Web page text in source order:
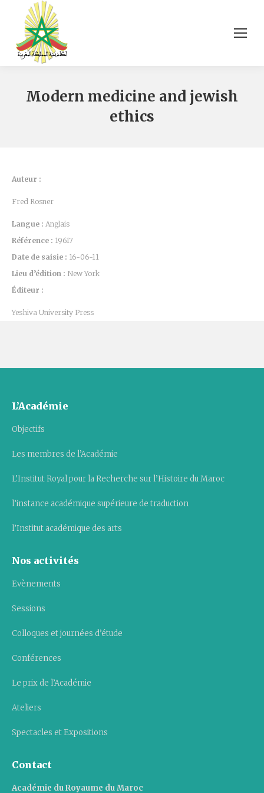
Modern medicine and jewish
ethics
Auteur :
Fred Rosner
Langue : Anglais
Référence : 19617
Date de saisie : 16-06-11
Lieu d’édition : New York
Éditeur :
Yeshiva University Press
L’Académie
Objectifs
Les membres de l’Académie
L’Institut Royal pour la Recherche sur l’Histoire du Maroc
l’instance académique supérieure de traduction
l’Institut académique des arts
Nos activités
Evènements
Sessions
Colloques et journées d’étude
Conférences
Le prix de l’Académie
Ateliers
Spectacles et Expositions
Contact
Académie du Royaume du Maroc